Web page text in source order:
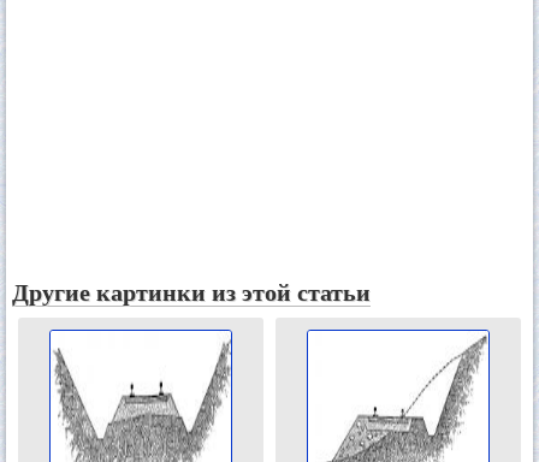
Другие картинки из этой статьи